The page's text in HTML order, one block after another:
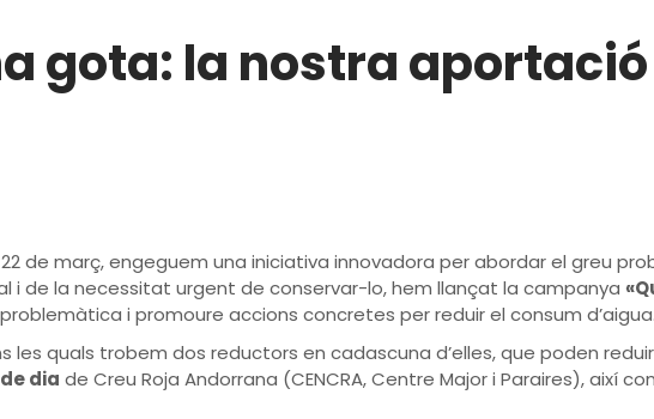
gota: la nostra
de març, engeguem una iniciativa innovadora per abordar el greu
i de la necessitat urgent de conservar-lo, hem llançat la campanya
i promoure accions concretes per reduir el consum
les quals trobem dos reductors en cadascuna d’elles, que poden
dia de Creu Roja Andorrana (CENCRA, Centre Major i Paraires), així